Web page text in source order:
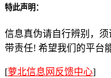
特此声明：
信息真伪请自行辨别，
带责任! 希望我们的平台
[萝北信息网反馈中心]